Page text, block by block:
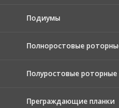
Подиумы
Полноростовые
Полуростовые роторные
Преграждающие планки